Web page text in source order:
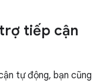
tiếp cận
tự động, bạn cũng